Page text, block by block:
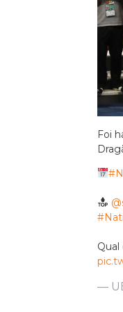
Euro 2020
Foi
—